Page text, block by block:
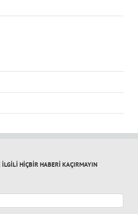
HİÇBİR HABERİ KAÇIRMAYIN